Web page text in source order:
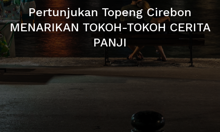
Pertunjukan Topeng Cirebon
MENARIKAN TOKOH-TOKOH CERITA
PANJI